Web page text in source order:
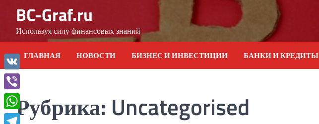
content
BC-Graf.ru
Используя силу финансовых знаний
ГЛАВНАЯ НОВОСТИ БИЗНЕС И ИНВЕСТИЦИИ БАНКИ И КРЕДИТЫ
Рубрика: Uncategorised
VK
Viber
WhatsApp